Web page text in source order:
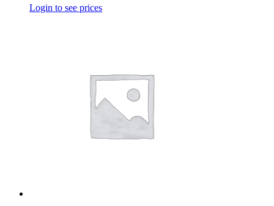
Login to see prices